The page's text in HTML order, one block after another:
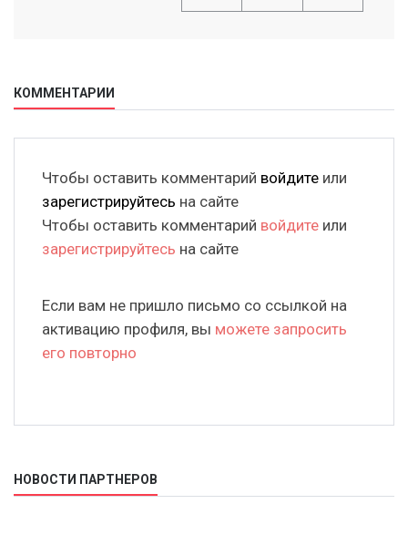
КОММЕНТАРИИ
Чтобы оставить комментарий войдите или
зарегистрируйтесь на сайте
Чтобы оставить комментарий войдите или
зарегистрируйтесь на сайте
Если вам не пришло письмо со ссылкой на
активацию профиля, вы можете запросить
его повторно
НОВОСТИ ПАРТНЕРОВ